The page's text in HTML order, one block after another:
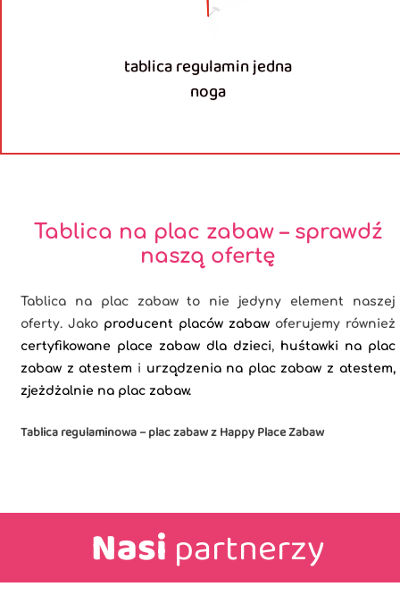
tablica regulamin jedna
noga
Tablica na plac zabaw – sprawdź
naszą ofertę
Tablica na plac zabaw to nie jedyny element naszej
oferty. Jako producent placów zabawoferujemy również
certyfikowane place zabaw dla dzieci, huśtawki na plac
zabaw z atestem i urządzenia na plac zabaw z atestem,
zjeżdżalnie na plac zabaw.
Tablica regulaminowa – plac zabaw z Happy Place Zabaw
Nasipartnerzy